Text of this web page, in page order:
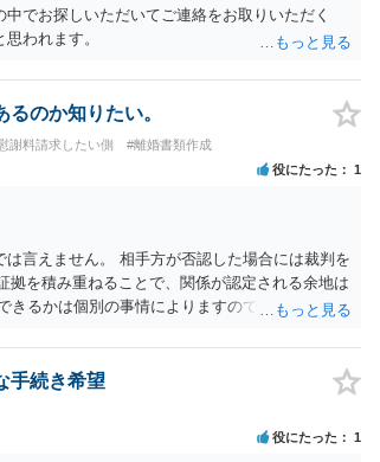
でお探しいただいてご連絡をお取りいただく
われます。
のか知りたい。
謝料請求したい側 #離婚書類作成
役にたった 1
言えません。 相手方が否認した場合には裁判を
を積み重ねることで、関係が認定される余地は
きるかは個別の事情によりますので、お早めに弁
手続き希望
役にたった 1